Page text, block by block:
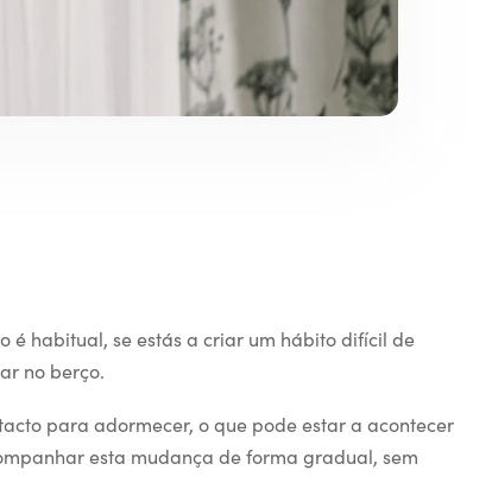
é habitual, se estás a criar um hábito difícil de
no berço.
para adormecer, o que pode estar a acontecer
esta mudança de forma gradual, sem